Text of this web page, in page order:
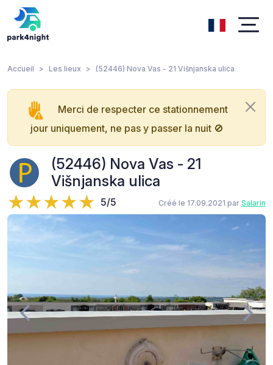
Accueil Les lieux (52446) Nova Vas - 21 Višnjanska ulica
Merci de respecter ce stationnement
jour uniquement, ne pas y passer la nuit 🚫
(52446) Nova Vas - 21
Višnjanska ulica
5/5 Créé le 17.09.2021 par Salarin